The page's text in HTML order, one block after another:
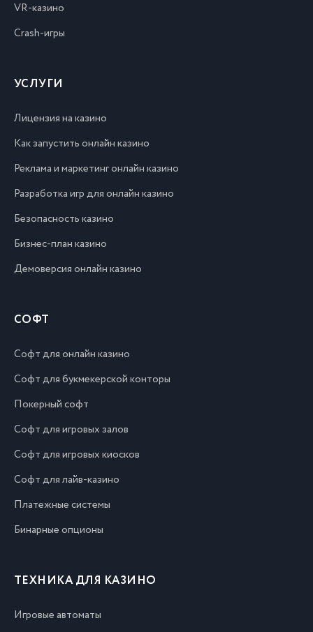
VR-казино
Crash-игры
УСЛУГИ
Лицензия на казино
Как запустить онлайн казино
Реклама и маркетинг онлайн казино
Разработка игр для онлайн казино
Безопасность казино
Бизнес-план казино
Демоверсия онлайн казино
СОФТ
Софт для онлайн казино
Софт для букмекерской конторы
Покерный софт
Софт для игровых залов
Софт для игровых киосков
Софт для лайв-казино
Платежные системы
Бинарные опционы
ТЕХНИКА ДЛЯ КАЗИНО
Игровые автоматы